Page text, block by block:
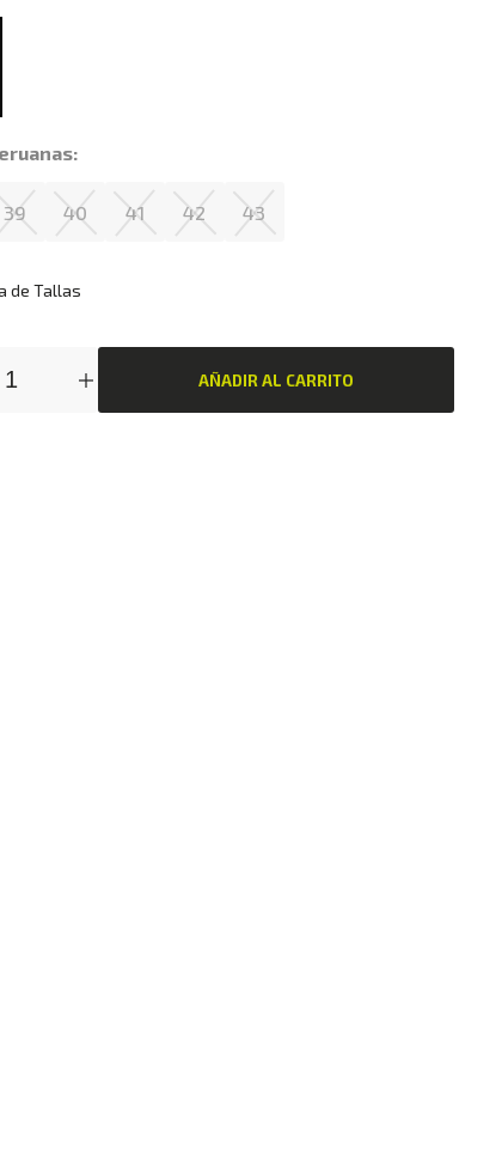
39 40 41 42 43
de Tallas
AÑADIR AL CARRITO